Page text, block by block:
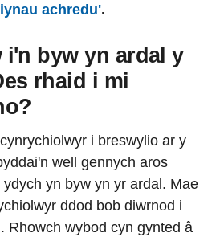
achredu'.
i'n byw yn ardal y
rhaid i mi
i breswylio ar y
well gennych aros
yn byw yn yr ardal. Mae
ddod bob diwrnod i
Rhowch wybod cyn gynted â